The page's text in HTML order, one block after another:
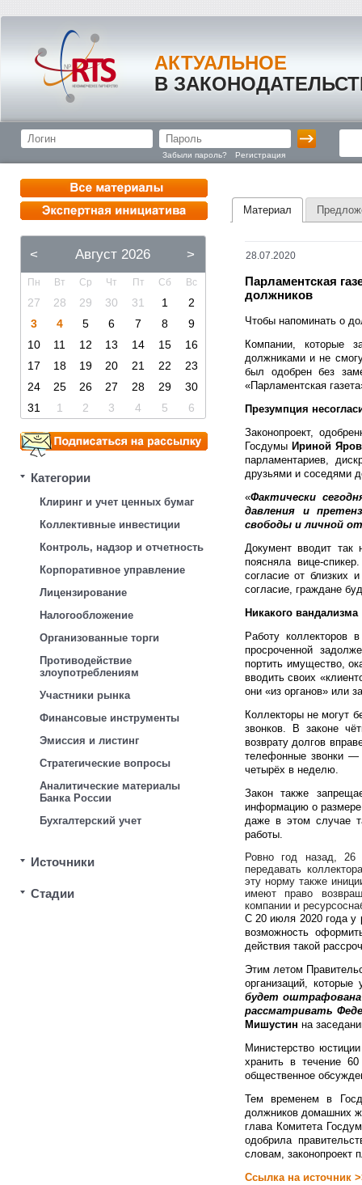
АКТУАЛЬНОЕ
В
Забыли пароль? Регистрация
< Август 2026 >
Пн Вт Ср Чт Пт Сб Вс
27 28 29 30 31 1
2
3
4 5 6 7 8
9
10
11 12 13 14 15
16
17
18 19 20 21 22
23
24
25 26 27 28 29
30
31
1 2 3 4 5 6
Категории
Клиринг и учет ценных бумаг
Коллективные инвестиции
Контроль, надзор и отчетность
Корпоративное управление
Лицензирование
Налогообложение
Организованные торги
Противодействие
злоупотреблениям
Участники рынка
Финансовые инструменты
Эмиссия и листинг
Стратегические вопросы
Аналитические материалы
Банка России
Бухгалтерский учет
Источники
Стадии
Материал
28.07.2020
Парламентская
должников
Чтобы напоминать о
Компании, которые
должниками и не
был одобрен без
«Парламентская
Презумпция
Законопроект,
Госдумы Ириной
парламентариев,
друзьями и соседями
«Фактически
давления и
свободы и личной
Документ вводит так
поясняла вице-
согласие от близких
согласие, граждане
Никакого вандализма
Работу коллекторов
просроченной
портить имущество,
вводить своих
они «из органов» или
Коллекторы не могут
звонков. В законе
возврату долгов
телефонные звонки
четырёх в неделю.
Закон также
информацию о размере
даже в этом случае
работы.
Ровно год назад,
передавать
эту норму также
имеют право
компании и
С 20 июля 2020 года у
возможность
действия такой
Этим летом
организаций,
будет
рассматривать
Мишустин на
Министерство
хранить в течение
общественное
Тем временем в
должников домашних
глава Комитета
одобрила
словам, законопроект
Ссылка на источник